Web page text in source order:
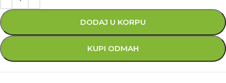
DODAJ U KORPU
KUPI ODMAH